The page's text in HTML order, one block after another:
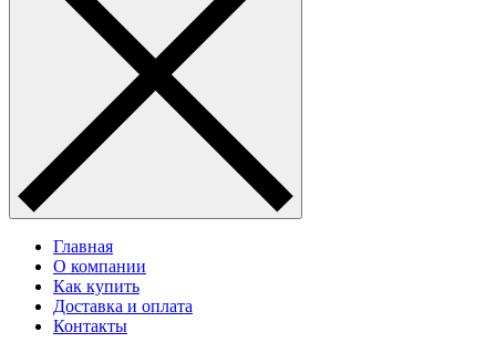
Главная
О компании
Как купить
Доставка и оплата
Контакты